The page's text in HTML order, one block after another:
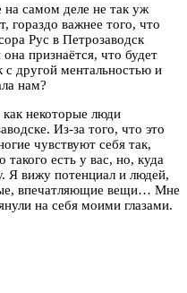
на самом деле не так уж
гораздо важнее того, что
Рус в Петрозаводск
признаётся, что будет
с другой ментальностью и
нам?
некоторые люди
Из-за того, что это
чувствуют себя так,
такого есть у вас, но, куда
Я вижу потенциал и людей,
впечатляющие вещи… Мне
на себя моими глазами.